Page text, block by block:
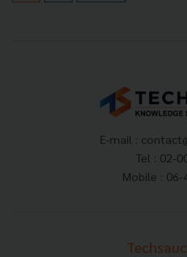
E-mail :
Tel : 02-
Mobile : 06-